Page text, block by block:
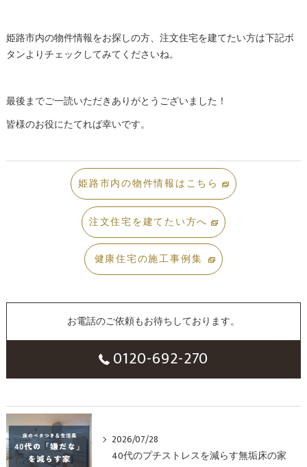
姫路市内の物件情報をお探しの方、注文住宅を建てたい方は下記ボ
タンよりチェックしてみてくださいね。
最後までご一読いただきありがとうございました！
皆様のお役にたてれば幸いです。
姫路市内の物件情報はこちら
注文住宅を建てたい方へ
健康住宅の施工事例集
お電話のご依頼もお待ちしております。
0120-692-270
2026/07/28
40代のプチストレスを減らす無垢床の家